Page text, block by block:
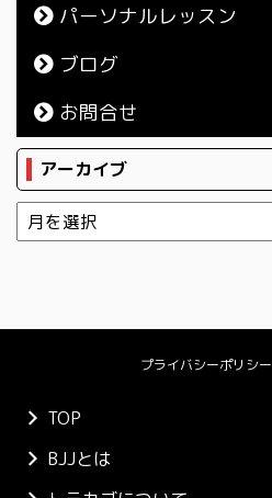
パーソナルレッスン
ブログ
お問合せ
アーカイブ
プライバシーポリシー
TOP
BJJとは